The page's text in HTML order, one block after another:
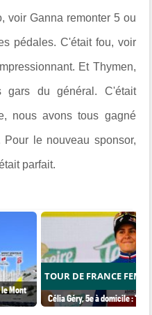
voir Ganna remonter 5 ou
pédales. C'était fou, voir
Et Thymen,
gars du général. C'était
nous avons tous gagné
le nouveau sponsor,
parfait.
Mont
TOUR DE FRANCE
Célia Géry, 5e à domicile :